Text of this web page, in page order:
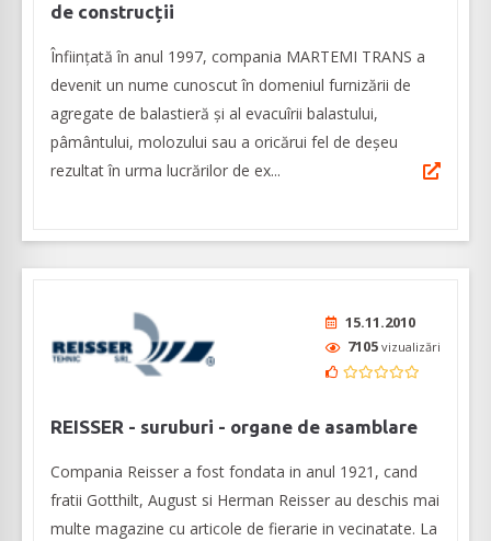
de construcții
Înființată în anul 1997, compania MARTEMI TRANS a
devenit un nume cunoscut în domeniul furnizării de
agregate de balastieră și al evacuîrii balastului,
pâmântului, molozului sau a oricărui fel de deșeu
rezultat în urma lucrărilor de ex...
15.11.2010
7105 vizualizări
REISSER - suruburi - organe de asamblare
Compania Reisser a fost fondata in anul 1921, cand
fratii Gotthilt, August si Herman Reisser au deschis mai
multe magazine cu articole de fierarie in vecinatate. La